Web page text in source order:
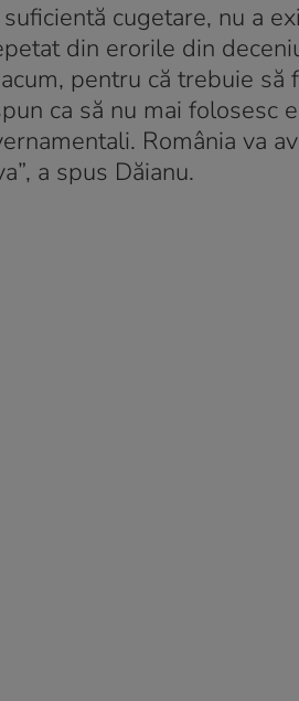
cugetare, nu a
din erorile din
pentru că trebuie
ca să nu mai
România va
a spus Dăianu.